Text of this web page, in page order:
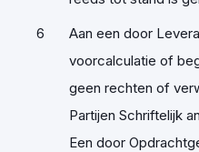
Aan een door
voorcalculatie of
geen rechten of
Partijen Schriftelijk
Een door